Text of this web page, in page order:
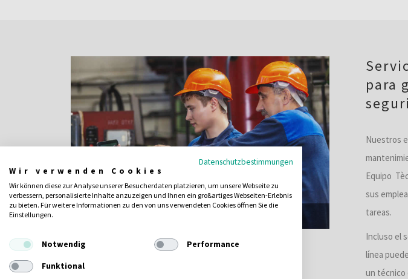
para
Nuestros
Equipo
sus
tareas.
Incluso el
línea
un técnico
Datenschutzbestimmungen
Wir verwenden Cookies
Wir können diese zur Analyse unserer Besucherdaten platzieren, um unsere Webseite zu
verbessern, personalisierte Inhalte anzuzeigen und Ihnen ein großartiges Webseiten-Erlebnis
zu bieten. Für weitere Informationen zu den von uns verwendeten Cookies öffnen Sie die
Einstellungen.
Notwendig
Performance
Funktional